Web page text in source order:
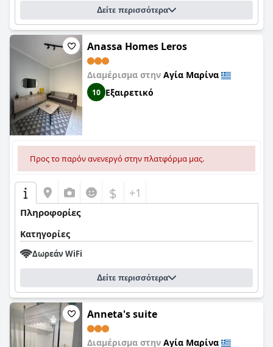
Δείτε περισσότερα
Anassa Homes Leros
Διαμέρισμα στην Αγία Μαρίνα
10 Εξαιρετικό
Προς το παρόν ανενεργό στην πλατφόρμα μας.
$ +1
Πληροφορίες
Κατηγορίες
Δωρεάν WiFi
Δείτε περισσότερα
Anneta's suite
Διαμέρισμα στην Αγία Μαρίνα